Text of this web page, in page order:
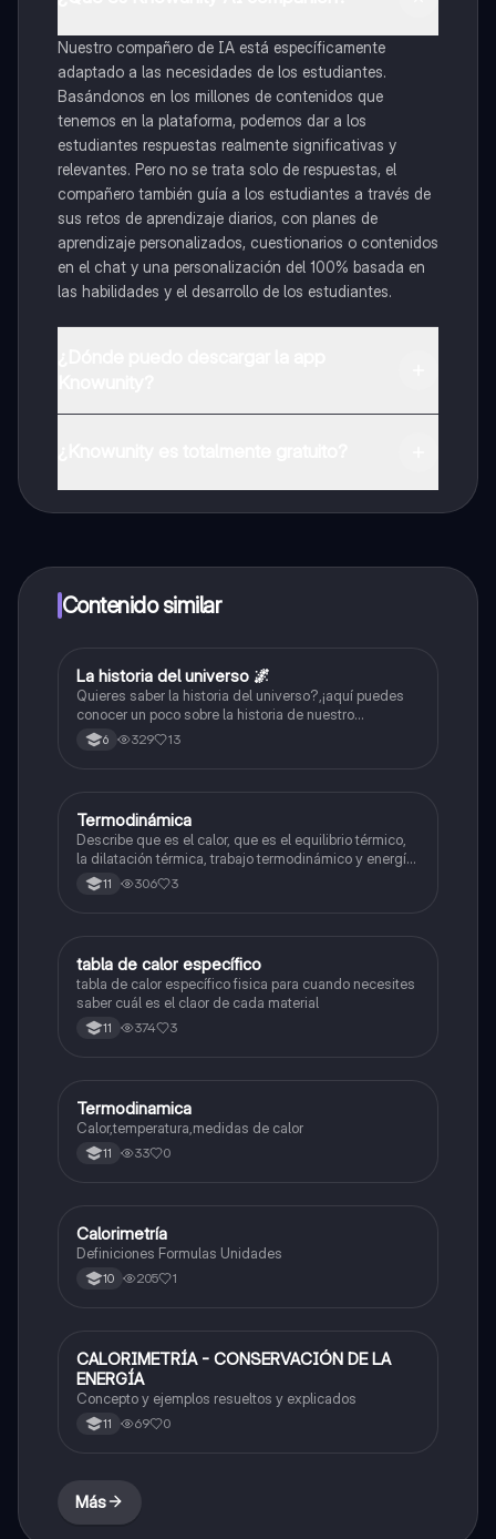
Nuestro compañero de IA está específicamente
adaptado a las necesidades de los estudiantes.
Basándonos en los millones de contenidos que
tenemos en la plataforma, podemos dar a los
estudiantes respuestas realmente significativas y
relevantes. Pero no se trata solo de respuestas, el
compañero también guía a los estudiantes a través de
sus retos de aprendizaje diarios, con planes de
aprendizaje personalizados, cuestionarios o contenidos
en el chat y una personalización del 100% basada en
las habilidades y el desarrollo de los estudiantes.
a determinadas funciones.
Contenido similar
Biologia
La historia del universo 🌌
Quieres saber la historia del universo?,¡aquí puedes
conocer un poco sobre la historia de nuestro
grandioso universo!,por cierto apoyame para subir
más contenido y que juntos podamos aprender en
6 329 13
Física
Termodinámica
Describe que es el calor, que es el equilibrio térmico,
la dilatación térmica, trabajo termodinámico y energía
interna
11 306 3
Física
tabla de calor específico
tabla de calor específico fisica para cuando necesites
saber cuál es el claor de cada material
11 374 3
Física
Termodinamica
Calor,temperatura,medidas de calor
11 33 0
Física
Calorimetría
Definiciones Formulas Unidades
10 205 1
Física
CALORIMETRÍA - CONSERVACIÓN DE LA
ENERGÍA
Concepto y ejemplos resueltos y explicados
11 69 0
Más